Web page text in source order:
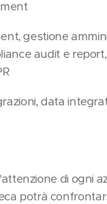
gestione
audit e
data
di ogni
potrà